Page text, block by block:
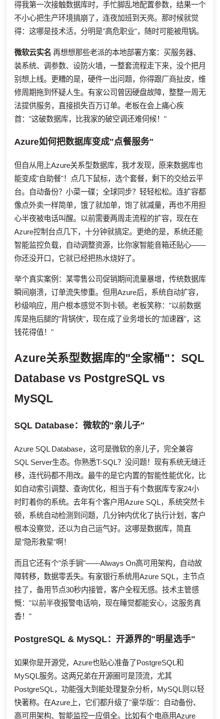
得我第一次接触数据库时，手忙脚乱地配置参数，结果一个
不小心把生产环境搞崩了，连夜加班到天亮。那时候就觉
得：这哪是技术活，分明是"高危职业"，随时可能被甩锅。
微软云实名 再想想那些老派的本地部署方案：买服务器、
装系统、调参数、设防火墙，一整套流程走下来，没个把月
别想上线。更糟的是，硬件一出问题，你得跟厂商扯皮，维
修周期拖到怀疑人生。有家公司曾因硬盘故障，整整一周无
法提供服务，直接损失百万订单。老板在会上痛心疾
首："这破数据库，比我家的破空调还难伺候！"
Azure如何把数据库变成"点餐服务"
但自从用上Azure关系型数据库，我才发现，原来数据库也
能变成"自助餐"！点几下鼠标，选个套餐，剩下的交给云平
台。自动备份？小菜一碟；全球同步？轻轻松松。连扩容都
像点外卖一样简单，饿了就加单，饱了就减量，再也不用担
心半夜被电话叫醒。以前需要两周走流程的扩容，现在在
Azure控制台点几下，十分钟就搞定。更绝的是，系统还能
智能监控负载，自动调整资源，比你家智能音箱还贴心——
你还没开口，它就已经把热水烧好了。
举个真实案例：某零售公司促销期间流量暴增，传统数据库
瞬间崩溃，订单流失惨重。但用Azure后，系统自动扩容，
秒级响应，用户根本感觉不到卡顿。老板笑称："以前数据
库是拖后腿的"背锅侠"，现在成了业务增长的"加速器"，这
钱花得值！"
Azure关系型数据库的"全家桶"：SQL
Database vs PostgreSQL vs
MySQL
SQL Database：微软的"亲儿子"
Azure SQL Database，这可是微软的亲儿子，完全兼容
SQL Server生态。你熟悉T-SQL？没问题！现有系统无缝迁
移，连代码都不用改。最牛的是它内置的智能性能优化，比
如自动索引调整、查询优化，相当于有个数据库专家24小
时盯着你的系统。去年有个客户用Azure SQL，系统突然卡
顿，系统自动检测到问题，几分钟内优化了执行计划，客户
根本没察觉，还以为自己运气好。这哪是数据库，简直
是"隐形救星"啊！
而且它还有个"杀手锏"——Always On高可用架构，自动故
障转移，数据零丢失。有家银行系统用Azure SQL，主节点
挂了，备用节点30秒内接管，客户全程无感。技术主管感
慨："以前半夜报警电话响，现在睡觉都能安心，这服务真
香！"
PostgreSQL & MySQL：开源界的"明星选手"
如果你是开源党，Azure也贴心准备了PostgreSQL和
MySQL服务。这两兄弟在开源圈可是顶流，尤其
PostgreSQL，功能强大到能处理复杂分析，MySQL则以轻
快著称。在Azure上，它们都升级了"豪华版"：自动备份、
高可用架构、智能监控一应俱全。比如有个电商用Azure